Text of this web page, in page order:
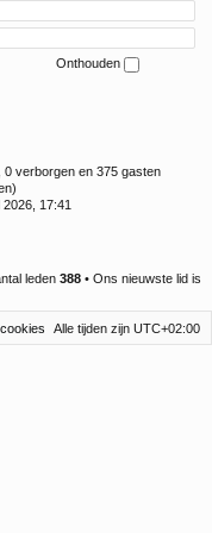
Onthouden
verborgen en 375 gasten
2026, 17:41
leden 388 • Ons nieuwste lid is
Alle tijden zijn UTC+02:00